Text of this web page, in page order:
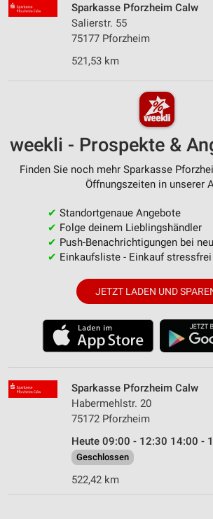
Sparkasse Pforzheim Calw
Salierstr. 55
75177 Pforzheim
521,53 km
weekli - Prospekte &
Finden Sie noch mehr Sparkasse
Öffnungszeiten in unserer
✔ Standortgenaue Angebote
✔ Folge deinem Lieblingshändler
✔ Push-Benachrichtigungen bei
✔ Einkaufsliste - Einkauf stressfrei
JETZT LADEN UND
Sparkasse Pforzheim Calw
Habermehlstr. 20
75172 Pforzheim
Heute 09:00 - 12:30 14:00 -
Geschlossen
522,42 km